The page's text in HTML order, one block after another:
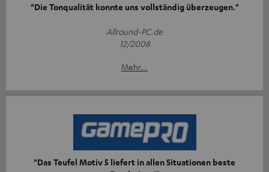
"Die Tonqualität konnte uns vollständig überzeugen."
Allround-PC.de
12/2008
Mehr...
"Das Teufel Motiv 5 liefert in allen Situationen beste